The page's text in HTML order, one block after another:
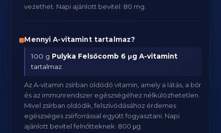
vezethet. Napi ajánlott bevitel: 80 mg.
Mennyi A-vitamint tartalmaz?
100 g Pulyka Felsőcomb 6 μg A-vitamint
tartalmaz.
Az A-vitamin zsírban oldódó vitamin, amely a látás, a bőr
és az immunrendszer egészségéhez nélkülözhetetlen.
Mivel zsírban oldódik, felszívódásához érdemes
egészséges zsírforrással együtt fogyasztani. Napi
ajánlott bevitel felnőtteknek: 800 μg.